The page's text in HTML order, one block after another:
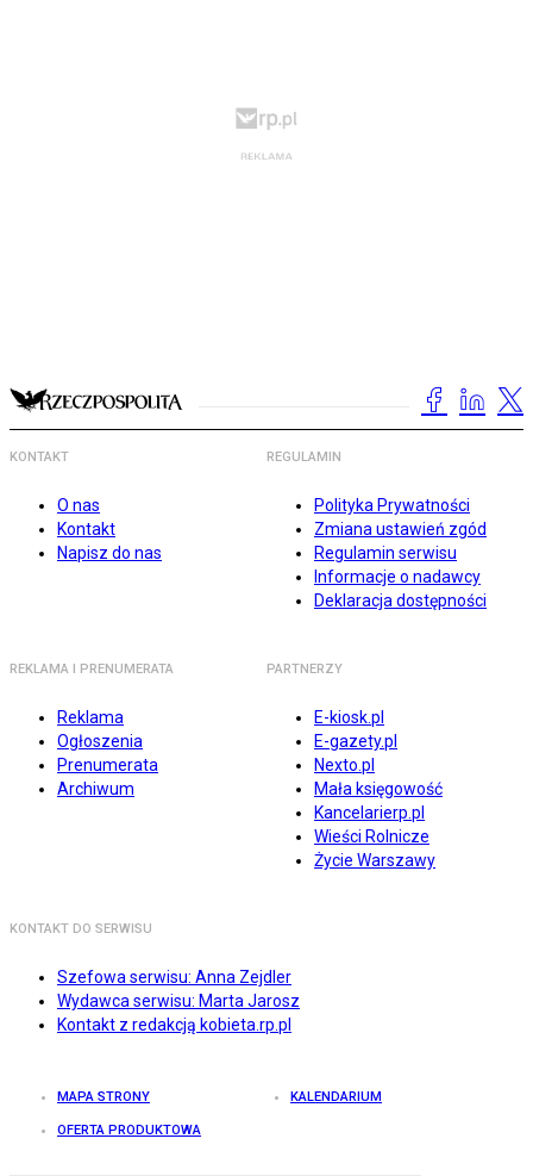
KONTAKT
O nas
Kontakt
Napisz do nas
REGULAMIN
Polityka Prywatności
Zmiana ustawień zgód
Regulamin serwisu
Informacje o nadawcy
Deklaracja dostępności
REKLAMA I PRENUMERATA
Reklama
Ogłoszenia
Prenumerata
Archiwum
PARTNERZY
E-kiosk.pl
E-gazety.pl
Nexto.pl
Mała księgowość
Kancelarierp.pl
Wieści Rolnicze
Życie Warszawy
KONTAKT DO SERWISU
Szefowa serwisu: Anna Zejdler
Wydawca serwisu: Marta Jarosz
Kontakt z redakcją kobieta.rp.pl
MAPA STRONY KALENDARIUM
OFERTA PRODUKTOWA